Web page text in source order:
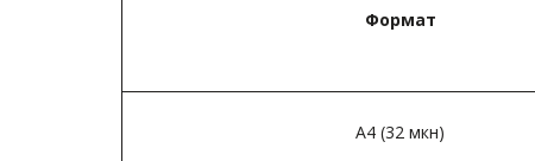
Формат
А4 (32 мкн)­